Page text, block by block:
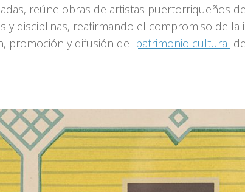
reúne obras de artistas puertorriqueños
y disciplinas, reafirmando el compromiso de la
promoción y difusión del patrimonio cultural